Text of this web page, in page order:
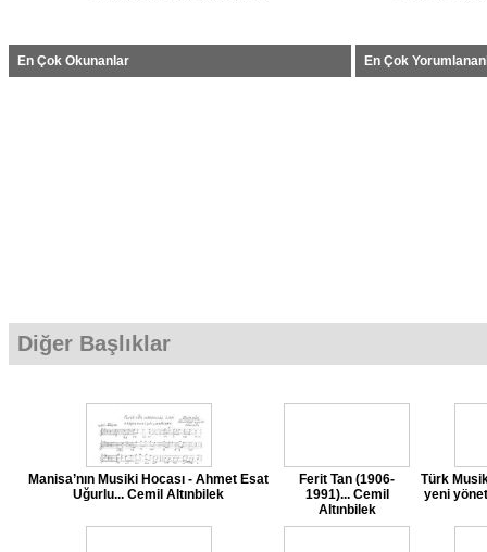
En Çok Okunanlar En Çok
Diğer Başlıklar
Manisa’nın Musiki Hocası - Ahmet Esat
Uğurlu... Cemil Altınbilek
Ferit Tan (1906-
1991)... Cemil
Altınbilek
Türk
yeni